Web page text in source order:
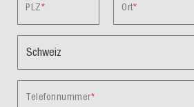
PLZ Ort
Telefonnummer